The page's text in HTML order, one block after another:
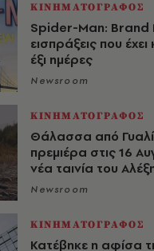
ΚΙΝΗΜΑΤΟΓΡΑΦΟΣ
Spider-Man: Brand
εισπράξεις που
έξι ημέρες
Newsroom
ΚΙΝΗΜΑΤΟΓΡΑΦΟΣ
Θάλασσα από
πρεμιέρα στις 16
νέα ταινία του
Newsroom
ΚΙΝΗΜΑΤΟΓΡΑΦΟΣ
Κατέβηκε η αφίσα